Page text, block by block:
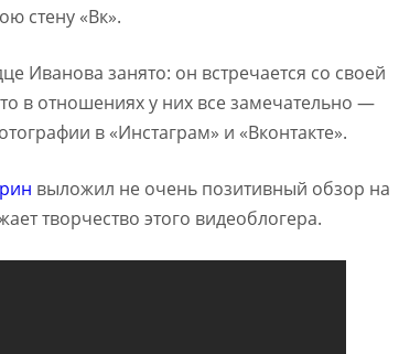
стену «Вк».
Иванова занято: он встречается со своей
в отношениях у них все замечательно —
в «Инстаграм» и «Вконтакте».
выложил не очень позитивный обзор на
творчество этого видеоблогера.